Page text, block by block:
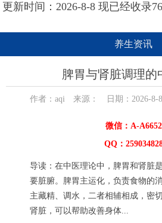
更新时间：2026-8-8 现已经收录
养生资讯
脾胃与肾脏调理的
作者：aqi 来源： 日期：2026-8-
微信：A-A6652
QQ：
导读：在中医理论中，脾胃和肾脏
要脏腑。脾胃主运化，负责食物的
主藏精、调水，二者相辅相成，密
肾脏，可以帮助改善身体...